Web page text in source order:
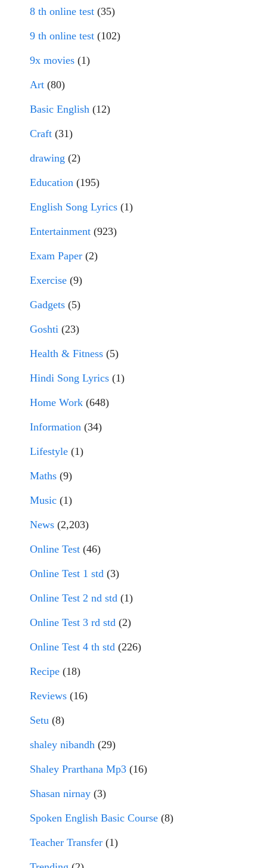
8 th online test (35)
9 th online test (102)
9x movies (1)
Art (80)
Basic English (12)
Craft (31)
drawing (2)
Education (195)
English Song Lyrics (1)
Entertainment (923)
Exam Paper (2)
Exercise (9)
Gadgets (5)
Goshti (23)
Health & Fitness (5)
Hindi Song Lyrics (1)
Home Work (648)
Information (34)
Lifestyle (1)
Maths (9)
Music (1)
News (2,203)
Online Test (46)
Online Test 1 std (3)
Online Test 2 nd std (1)
Online Test 3 rd std (2)
Online Test 4 th std (226)
Recipe (18)
Reviews (16)
Setu (8)
shaley nibandh (29)
Shaley Prarthana Mp3 (16)
Shasan nirnay (3)
Spoken English Basic Course (8)
Teacher Transfer (1)